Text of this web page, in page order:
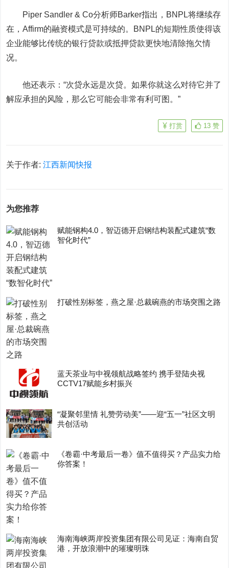
Piper Sandler & Co分析师Barker指出，BNPL将继续存
在，Affirm的融资模式是可持续的。BNPL的短期性质使得该
企业能够比传统的银行贷款或抵押贷款更快地清除拖欠情
况。
他还表示：“次贷永远是次贷。如果你就这么对待它并了
解应承担的风险，那么它可能会非常有利可图。”
13 赞
打赏
关于作者:江西新闻快报
为您推荐
赋能钢构4.0，智迈德开启钢结构装配式建筑“数
智化时代”
打破性别标签，燕之屋·总裁碗燕的市场突围之路
蓝天茶业与中视领航战略签约 携手登陆央视
CCTV17赋能乡村振兴
“凝聚邻里情 礼赞劳动美”——迎“五一”社区文明
共创活动
《卷霸·中考最后一卷》值不值得买？产品实力给
你答案！
海南海峡两岸投资集团有限公司见证：海南自贸
港，开放浪潮中的璀璨明珠